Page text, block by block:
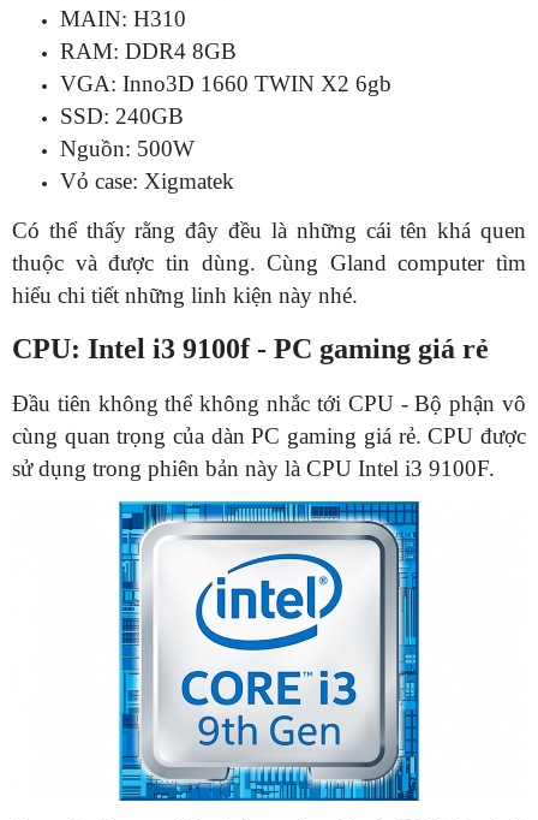
MAIN: H310
RAM: DDR4 8GB
VGA: Inno3D 1660 TWIN X2 6gb
SSD: 240GB
Nguồn: 500W
Vỏ case: Xigmatek
Có thể thấy rằng đây đều là những cái tên khá quen
thuộc và được tin dùng. Cùng Gland computer tìm
hiểu chi tiết những linh kiện này nhé.
CPU: Intel i3 9100f - PC gaming giá rẻ
Đầu tiên không thể không nhắc tới CPU - Bộ phận vô
cùng quan trọng của dàn PC gaming giá rẻ. CPU được
sử dụng trong phiên bản này là CPU Intel i3 9100F.